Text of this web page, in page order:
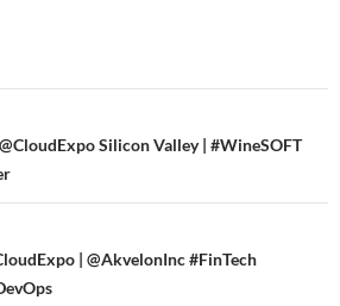
Silicon Valley | #WineSOFT
| @AkvelonInc #FinTech